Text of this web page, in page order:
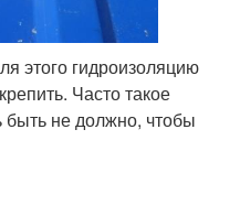
этого гидроизоляцию
Часто такое
быть не должно, чтобы